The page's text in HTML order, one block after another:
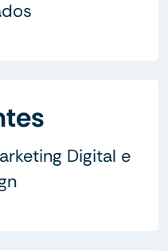
Digital e